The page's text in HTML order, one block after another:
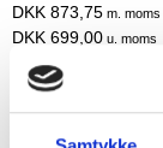
DKK 873,75 m. moms
DKK 699,00 u. moms
Vælg muligheder